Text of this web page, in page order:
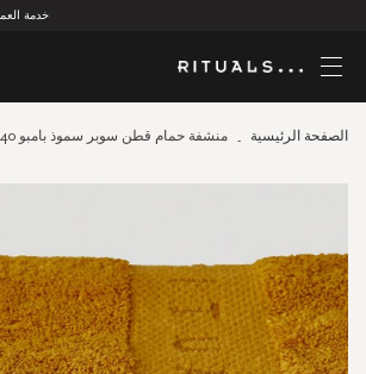
خدمة
الصفحة الرئيسية منشفة حمام قطن سوبر سموذ بامبو 70X140سم أوكري يالو
end
of
the
images
gallery